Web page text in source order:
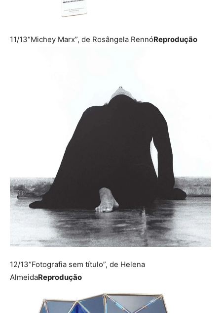
11/13“Michey Marx”, de Rosângela RennóReprodução
12/13“Fotografia sem título”, de Helena
AlmeidaReprodução